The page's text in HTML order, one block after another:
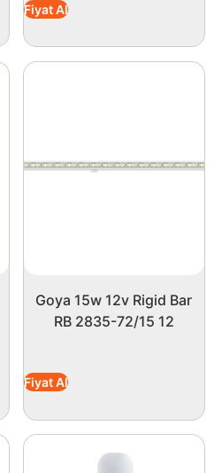
Fiyat Al
Goya 15w 12v Rigid Bar
RB 2835-72/15 12
Fiyat Al